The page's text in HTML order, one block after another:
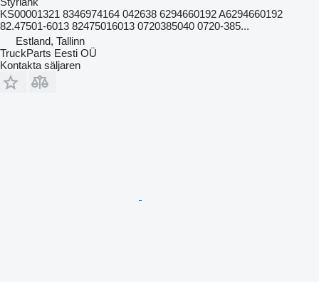
KS00001321 8346974164 042638 6294660192 A6294660192
82.47501-6013 82475016013 0720385040 0720-385...
Estland, Tallinn
TruckParts Eesti OÜ
Kontakta säljaren